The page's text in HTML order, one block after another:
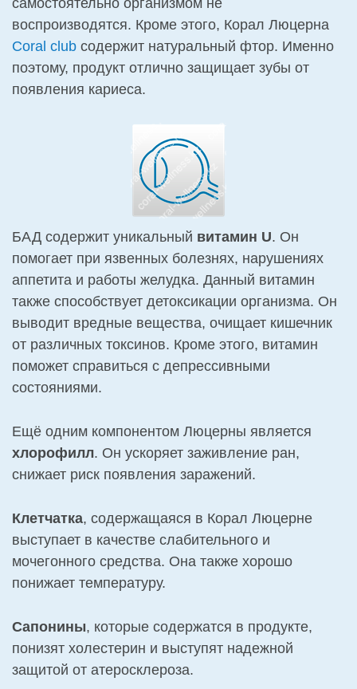
самостоятельно организмом не
воспроизводятся. Кроме этого, Корал Люцерна
Coral club содержит натуральный фтор. Именно
поэтому, продукт отлично защищает зубы от
появления кариеса.
БАД содержит уникальный витамин U. Он
помогает при язвенных болезнях, нарушениях
аппетита и работы желудка. Данный витамин
также способствует детоксикации организма. Он
выводит вредные вещества, очищает кишечник
от различных токсинов. Кроме этого, витамин
поможет справиться с депрессивными
состояниями.
Ещё одним компонентом Люцерны является
хлорофилл. Он ускоряет заживление ран,
снижает риск появления заражений.
Клетчатка, содержащаяся в Корал Люцерне
выступает в качестве слабительного и
мочегонного средства. Она также хорошо
понижает температуру.
Сапонины, которые содержатся в продукте,
понизят холестерин и выступят надежной
защитой от атеросклероза.